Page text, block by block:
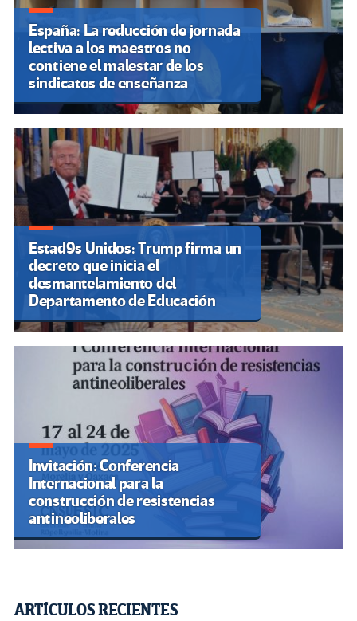
España: La reducción de jornada
lectiva a los maestros no
contiene el malestar de los
sindicatos de enseñanza
Estad9s Unidos: Trump firma un
decreto que inicia el
desmantelamiento del
Departamento de Educación
Invitación: Conferencia
Internacional para la
construcción de resistencias
antineoliberales
ARTÍCULOS RECIENTES